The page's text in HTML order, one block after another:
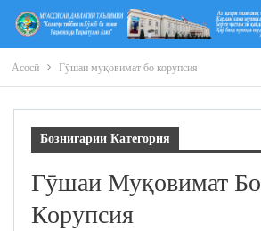
Асосӣ Гӯшаи муқовимат бо корупсия
Бознигарии Категория
Гӯшаи Муқовимат Бо
Корупсия